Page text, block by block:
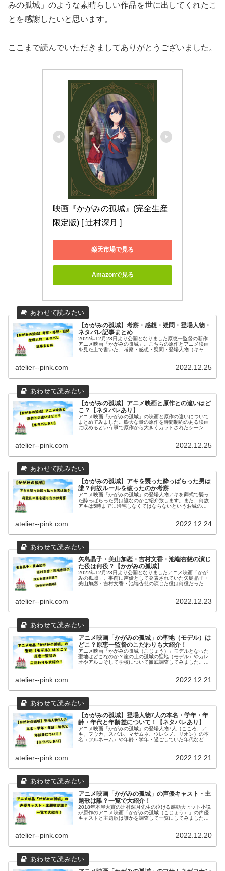
みの孤城」のような素晴らしい作品を世に出してくれたこ
とを感謝したいと思います。
ここまで読んでいただきましてありがとうございました。
映画『かがみの孤城』(完全生産
限定版) [ 辻村深月 ]
楽天市場で見る
Amazonで見る
【かがみの孤城】考察・感想・疑問・登場人物・
ネタバレ記事まとめ
2022年12月23日より公開となりました原恵一監督の新作
アニメ映画「かがみの孤城」。こちらの原作とアニメ映画
を見た上で書いた、考察・感想・疑問・登場人物（キャラ
atelier--pink.com 2022.12.25
【かがみの孤城】アニメ映画と原作との違いはど
こ？【ネタバレあり】
アニメ映画「かがみの孤城」の映画と原作の違いについて
まとめてみました。膨大な量の原作を時間制約のある映画
に収めるという事で原作から大きくカットされたシーンに
atelier--pink.com 2022.12.25
【かがみの孤城】アキを襲った酔っぱらった男は
誰？何故ルールを破ったのか考察
アニメ映画「かがみの孤城」の登場人物アキを葬式で襲っ
た酔っぱらった男は誰なのかご紹介致します。また、何故
アキは5時までに帰宅しなくてはならないというお城のル
atelier--pink.com 2022.12.24
矢島晶子・美山加恋・吉村文香・池端杏慈の演じ
た役は何役？【かがみの孤城】
2022年12月23日より公開となりましたアニメ映画「かが
みの孤城」。事前に声優として発表されていた矢島晶子・
美山加恋・吉村文香・池端杏慈の演じた役は何役だったの
atelier--pink.com 2022.12.23
アニメ映画「かがみの孤城」の聖地（モデル）は
どこ？原恵一監督のこだわりも大紹介！
アニメ映画「かがみの孤城（こじょう）」モデルとなった
聖地はどこなのか？崖の上の孤城の聖地（モデル）やカレ
オやアルコそして学校について徹底調査してみました。ま
atelier--pink.com 2022.12.21
【かがみの孤城】登場人物7人の本名・学年・年
齢・年代と年齢差について！【ネタバレあり】
アニメ映画「かがみの孤城」の登場人物7人（こころ、ア
キ、フウカ、スバル、マサムネ、ウレシノ、リオン）の本
名（フルネーム）や年齢・学年・過ごしていた年代などの
atelier--pink.com 2022.12.21
アニメ映画「かがみの孤城」の声優キャスト・主
題歌は誰？一覧で大紹介！
2018年本屋大賞の辻村深月先生の泣ける感動大ヒット小説
が原作のアニメ映画「かがみの孤城（こじょう）」の声優
キャストと主題歌は誰かを調査して一覧にしてみました。
atelier--pink.com 2022.12.20